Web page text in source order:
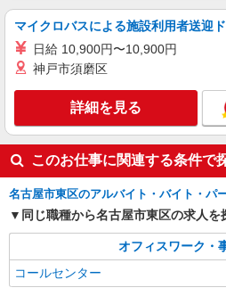
マイクロバスによる施設利用者送迎
日給 10,900円〜10,900円
神戸市須磨区
詳細を見る
このお仕事に関連する条件で
名古屋市東区のアルバイト・バイト・パ
同じ職種から名古屋市東区の求人を
オフィスワーク・
コールセンター